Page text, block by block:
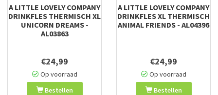
A LITTLE LOVELY COMPANY
DRINKFLES THERMISCH XL
UNICORN DREAMS -
AL03863
€24,99
Op voorraad
Bestellen
A LITTLE LOVELY COMPANY
DRINKFLES XL THERMISCH
ANIMAL FRIENDS - AL04396
€24,99
Op voorraad
Bestellen